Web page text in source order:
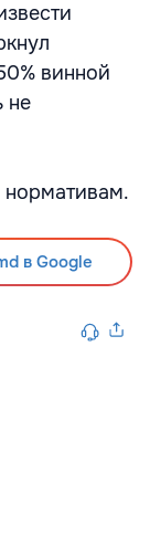
винной
не
в Google